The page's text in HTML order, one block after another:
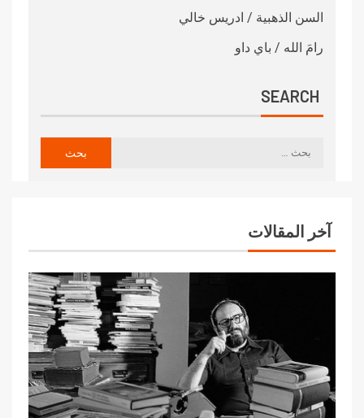
السن الذهبية / ادريس خالي
رامَ الله / باي داو
SEARCH
آخر المقالات